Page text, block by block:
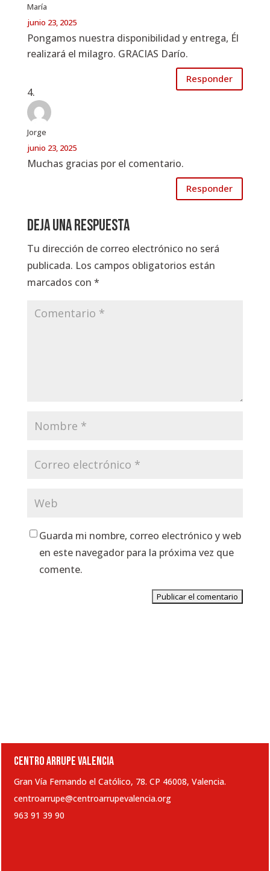
María
junio 23, 2025
Pongamos nuestra disponibilidad y entrega, Él
realizará el milagro. GRACIAS Darío.
Responder
Jorge
junio 23, 2025
Muchas gracias por el comentario.
Responder
Deja una respuesta
Tu dirección de correo electrónico no será
publicada. Los campos obligatorios están
marcados con *
Guarda mi nombre, correo electrónico y web
en este navegador para la próxima vez que
comente.
CENTRO ARRUPE VALENCIA
Gran Vía Fernando el Católico, 78. CP 46008, Valencia.
centroarrupe@centroarrupevalencia.org
963 91 39 90